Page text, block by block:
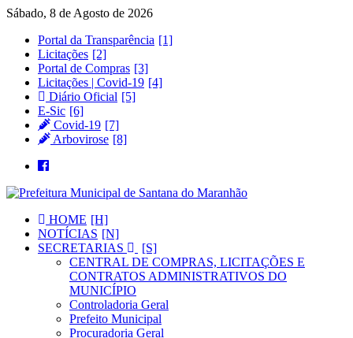
Sábado, 8 de Agosto de 2026
Portal da Transparência
Licitações
Portal de Compras
Licitações | Covid-19
Diário Oficial
E-Sic
Covid-19
Arbovirose
HOME
NOTÍCIAS
SECRETARIAS
CENTRAL DE COMPRAS, LICITAÇÕES E
CONTRATOS ADMINISTRATIVOS DO
MUNICÍPIO
Controladoria Geral
Prefeito Municipal
Procuradoria Geral